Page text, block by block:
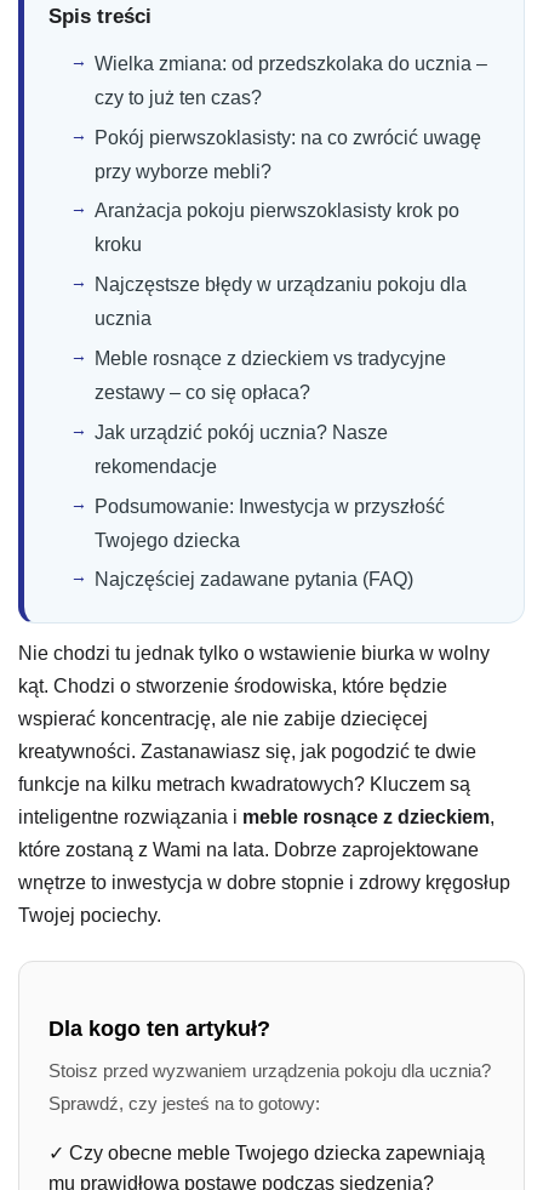
Spis treści
Wielka zmiana: od przedszkolaka do ucznia –
czy to już ten czas?
Pokój pierwszoklasisty: na co zwrócić uwagę
przy wyborze mebli?
Aranżacja pokoju pierwszoklasisty krok po
kroku
Najczęstsze błędy w urządzaniu pokoju dla
ucznia
Meble rosnące z dzieckiem vs tradycyjne
zestawy – co się opłaca?
Jak urządzić pokój ucznia? Nasze
rekomendacje
Podsumowanie: Inwestycja w przyszłość
Twojego dziecka
Najczęściej zadawane pytania (FAQ)
Nie chodzi tu jednak tylko o wstawienie biurka w wolny
kąt. Chodzi o stworzenie środowiska, które będzie
wspierać koncentrację, ale nie zabije dziecięcej
kreatywności. Zastanawiasz się, jak pogodzić te dwie
funkcje na kilku metrach kwadratowych? Kluczem są
inteligentne rozwiązania i meble rosnące z dzieckiem,
które zostaną z Wami na lata. Dobrze zaprojektowane
wnętrze to inwestycja w dobre stopnie i zdrowy kręgosłup
Twojej pociechy.
Dla kogo ten artykuł?
Stoisz przed wyzwaniem urządzenia pokoju dla ucznia?
Sprawdź, czy jesteś na to gotowy:
✓ Czy obecne meble Twojego dziecka zapewniają
mu prawidłową postawę podczas siedzenia?